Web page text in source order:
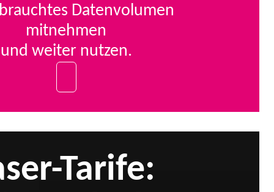
Datenvolumen
mitnehmen
und weiter nutzen.
Tarife: